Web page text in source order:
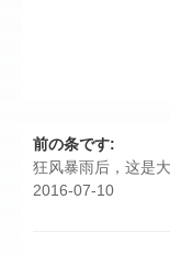
前の条です:
狂风暴雨后，这是
2016-07-10